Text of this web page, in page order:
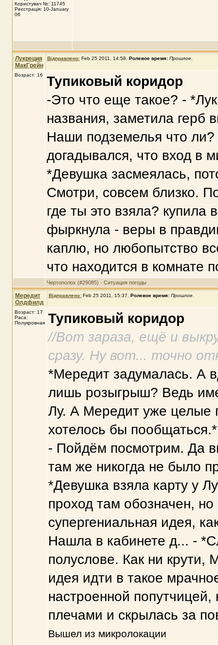
Користувач №: 11745
Реєстрація: 10-January
06
Лукреция
МакГрейн
Відправлено: Feb 25 2011, 14:58 Ролевое время: Прошлое.
Возраст: 16
Тупиковый коридор
-Это что еще такое? -
названия, заметила герб
Наши подземелья что
догадывался, что вход в
*Девушка засмеялась,
Смотри, совсем близко.
где ты это взяла?
фыркнула - веры в
каплю, но любопытство
что находится в комнате
Чертополох (#29085) · Ситуация погоды
Мередит
Олдфилд
Відправлено: Feb 25 2011, 15:37 Ролевое время: Прошлое.
Возраст: 17
Раса:
Полукровная
Тупиковый коридор
//Вот зараза, ещё и
сразу. Ну вот... точно
*Мередит задумалась. А
лишь розыгрыш? Ведь
Лу. А Мередит уже целые
хотелось бы пообщаться.*
- Пойдём посмотрим. Да
там же никогда не было
*Девушка взяла карту у
проход там обозначен,
супергениальная идея,
Нашла в кабинете д... -
полуслове. Как ни
идея идти в такое
настроенной
плечами и скрылась за
Вышел из микролокации